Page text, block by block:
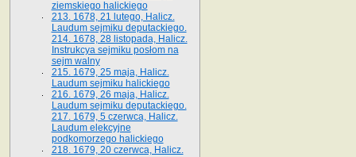
ziemskiego halickiego
213. 1678, 21 lutego, Halicz.
Laudum sejmiku deputackiego.
214. 1678, 28 listopada, Halicz.
Instrukcya sejmiku posłom na
sejm walny
215. 1679, 25 maja, Halicz.
Laudum sejmiku halickiego
216. 1679, 26 maja, Halicz.
Laudum sejmiku deputackiego.
217. 1679, 5 czerwca, Halicz.
Laudum elekcyjne
podkomorzego halickiego
218. 1679, 20 czerwca, Halicz.